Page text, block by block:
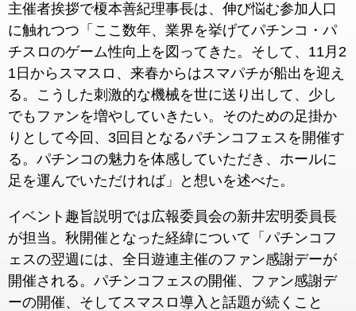
主催者挨拶で榎本善紀理事長は、伸び悩む参加人口
に触れつつ「ここ数年、業界を挙げてパチンコ・パ
チスロのゲーム性向上を図ってきた。そして、11月2
1日からスマスロ、来春からはスマパチが船出を迎え
る。こうした刺激的な機械を世に送り出して、少し
でもファンを増やしていきたい。そのための足掛か
りとして今回、3回目となるパチンコフェスを開催す
る。パチンコの魅力を体感していただき、ホールに
足を運んでいただければ」と想いを述べた。
イベント趣旨説明では広報委員会の新井宏明委員長
が担当。秋開催となった経緯について「パチンコフ
ェスの翌週には、全日遊連主催のファン感謝デーが
開催される。パチンコフェスの開催、ファン感謝デ
ーの開催、そしてスマスロ導入と話題が続くこと